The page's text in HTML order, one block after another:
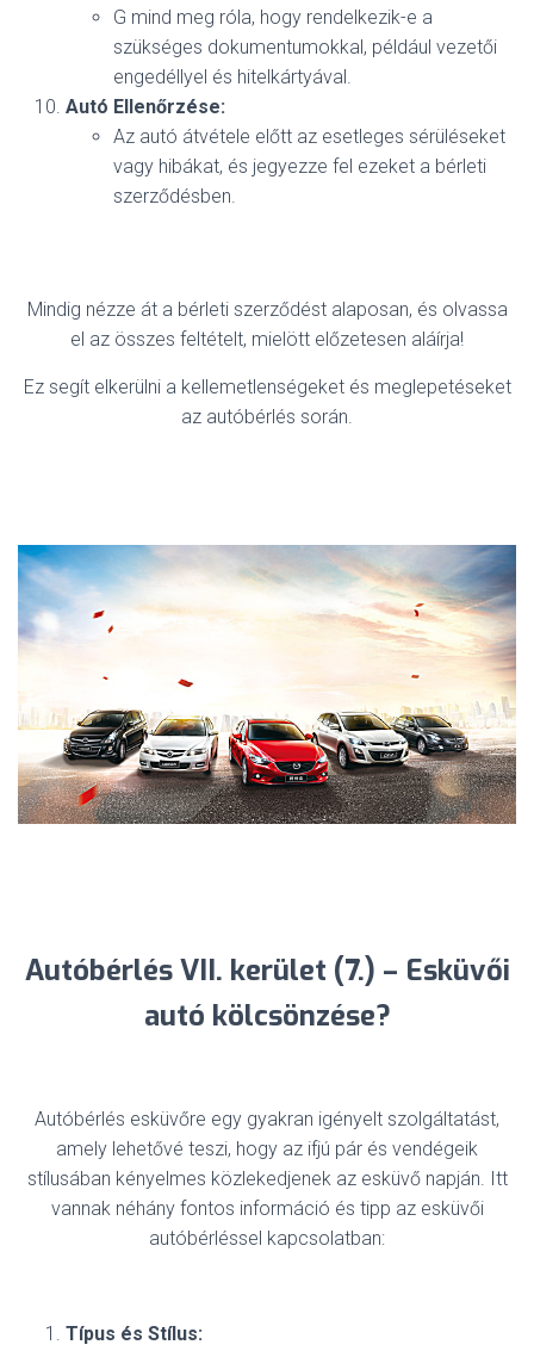
G mind meg róla, hogy rendelkezik-e a
szükséges dokumentumokkal, például vezetői
engedéllyel és hitelkártyával.
Autó Ellenőrzése:
Az autó átvétele előtt az esetleges sérüléseket
vagy hibákat, és jegyezze fel ezeket a bérleti
szerződésben.
Mindig nézze át a bérleti szerződést alaposan, és olvassa
el az összes feltételt, mielött előzetesen aláírja!
Ez segít elkerülni a kellemetlenségeket és meglepetéseket
az autóbérlés során.
Autóbérlés VII. kerület (7.) – Esküvői
autó kölcsönzése?
Autóbérlés esküvőre egy gyakran igényelt szolgáltatást,
amely lehetővé teszi, hogy az ifjú pár és vendégeik
stílusában kényelmes közlekedjenek az esküvő napján. Itt
vannak néhány fontos információ és tipp az esküvői
autóbérléssel kapcsolatban:
Típus és Stílus: